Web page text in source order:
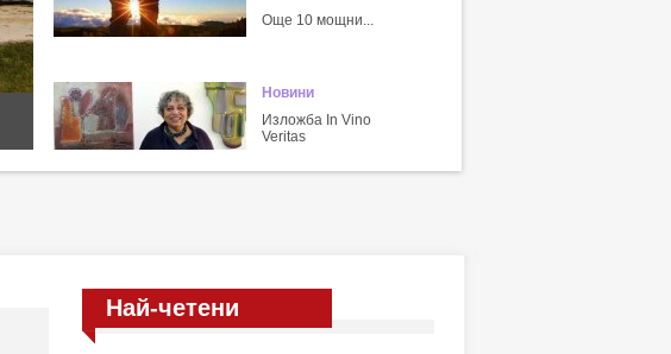
Още 10 мощни...
Новини
Изложба In Vino
Veritas
Най-четени